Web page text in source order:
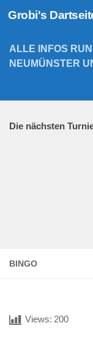
Zum Inhalt
Grobi's
BINGO
Views: 200
ALLE INFOS
NEUMÜNSTER
Die nächsten